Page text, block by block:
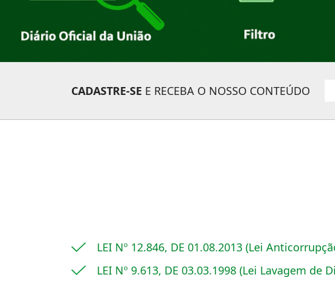
CADASTRE-SE E RECEBA O NOSSO CONTEÚDO
LEI Nº 12.846, DE 01.08.2013 (Lei
LEI Nº 9.613, DE 03.03.1998 (Lei Lavagem de